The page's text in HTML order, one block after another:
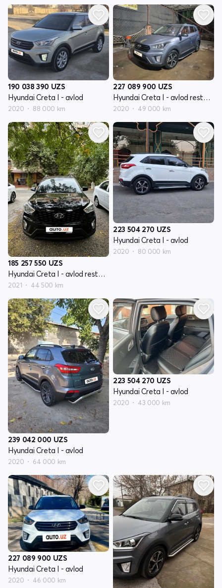
190 038 390 UZS
Hyundai Creta I - avlod
2020 88 000 km
227 089 900 UZS
Hyundai Creta I - avlod restyling
2020 49 000 km
185 257 550 UZS
Hyundai Creta I - avlod restyling
2021 44 500 km
223 504 270 UZS
Hyundai Creta I - avlod
2020 80 000 km
239 042 000 UZS
Hyundai Creta I - avlod
2020 64 000 km
223 504 270 UZS
Hyundai Creta I - avlod
2020 43 000 km
227 089 900 UZS
Hyundai Creta I - avlod
2020 46 000 km